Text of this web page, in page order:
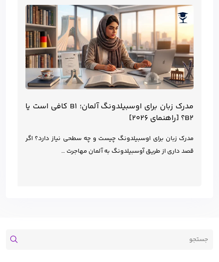
مدرک زبان برای اوسبیلدونگ آلمان؛ B1 کافی است یا
B2؟ [راهنمای ۲۰۲۶]
مدرک زبان برای اوسبیلدونگ چیست و چه سطحی نیاز دارد؟ اگر
قصد داری از طریق آوسبیلدونگ به آلمان مهاجرت …